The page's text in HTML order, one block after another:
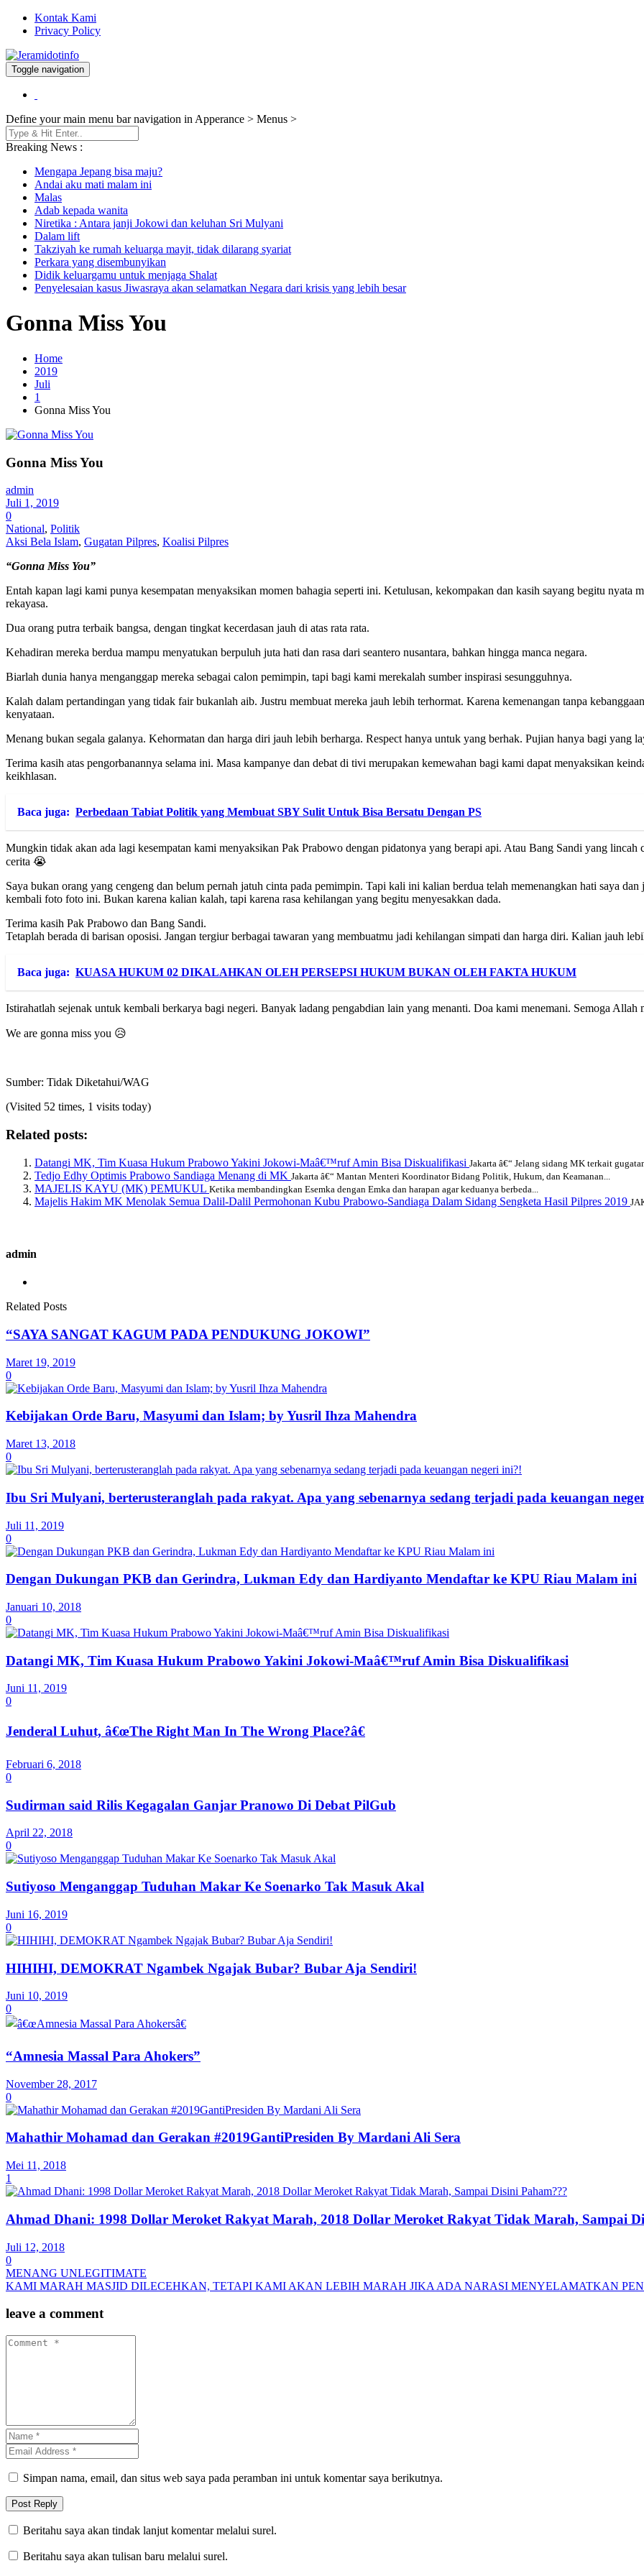
Kontak Kami
Privacy Policy
Jeramidotinfo
Berita dan Informasi Terkini
Toggle navigation
Define your main menu bar navigation in Apperance > Menus >
Breaking News :
Mengapa Jepang bisa maju?
Andai aku mati malam ini
Malas
Adab kepada wanita
Niretika : Antara janji Jokowi dan keluhan Sri Mulyani
Dalam lift
Takziyah ke rumah keluarga mayit, tidak dilarang syariat
Perkara yang disembunyikan
Didik keluargamu untuk menjaga Shalat
Penyelesaian kasus Jiwasraya akan selamatkan Negara dari krisis yang lebih besar
Gonna Miss You
Home
2019
Juli
1
Gonna Miss You
Gonna Miss You
admin
Juli 1, 2019
0
National, Politik
Aksi Bela Islam, Gugatan Pilpres, Koalisi Pilpres
“Gonna Miss You”
Entah kapan lagi kami punya kesempatan menyaksikan momen bahagia seperti ini. Ketulusan, kekompakan dan kasih sayang begitu nyata
rekayasa.
Dua orang putra terbaik bangsa, dengan tingkat kecerdasan jauh di atas rata rata.
Kehadiran mereka berdua mampu menyatukan berpuluh juta hati dan rasa dari seantero nusantara, bahkan hingga manca negara.
Biarlah dunia hanya menganggap mereka sebagai calon pemimpin, tapi bagi kami merekalah sumber inspirasi sesungguhnya.
Kalah dalam pertandingan yang tidak fair bukanlah aib. Justru membuat mereka jauh lebih terhormat. Karena kemenangan tanpa
kenyataan.
Menang bukan segala galanya. Kehormatan dan harga diri jauh lebih berharga. Respect hanya untuk yang berhak. Pujian hanya bagi yang
Terima kasih atas pengorbanannya selama ini. Masa kampanye dan debat di tivi merupakan kemewahan bagi kami dapat menyaksikan
keikhlasan.
Baca juga: Perbedaan Tabiat Politik yang Membuat SBY Sulit Untuk Bisa Bersatu Dengan PS
Mungkin tidak akan ada lagi kesempatan kami menyaksikan Pak Prabowo dengan pidatonya yang berapi api. Atau Bang Sandi yang lincah
cerita 😭
Saya bukan orang yang cengeng dan belum pernah jatuh cinta pada pemimpin. Tapi kali ini kalian berdua telah memenangkan hati saya
kembali foto foto ini. Bukan karena kalian kalah, tapi karena rasa kehilangan yang begitu menyesakkan dada.
Terima kasih Pak Prabowo dan Bang Sandi.
Tetaplah berada di barisan oposisi. Jangan tergiur berbagai tawaran yang membuatmu jadi kehilangan simpati dan harga diri. Kalian jauh
Baca juga: KUASA HUKUM 02 DIKALAHKAN OLEH PERSEPSI HUKUM BUKAN OLEH FAKTA HUKUM
Istirahatlah sejenak untuk kembali berkarya bagi negeri. Banyak ladang pengabdian lain yang menanti. Doa kami menemani. Semoga Allah
We are gonna miss you 😥
Sumber: Tidak Diketahui/WAG
(Visited 52 times, 1 visits today)
Related posts:
Datangi MK, Tim Kuasa Hukum Prabowo Yakini Jokowi-Maâ€™ruf Amin Bisa Diskualifikasi Jakarta â€“ Jelang sidang MK terkait
Tedjo Edhy Optimis Prabowo Sandiaga Menang di MK Jakarta â€“ Mantan Menteri Koordinator Bidang Politik, Hukum, dan Keamanan...
MAJELIS KAYU (MK) PEMUKUL Ketika membandingkan Esemka dengan Emka dan harapan agar keduanya berbeda...
Majelis Hakim MK Menolak Semua Dalil-Dalil Permohonan Kubu Prabowo-Sandiaga Dalam Sidang Sengketa Hasil Pilpres 2019
admin
Related Posts
“SAYA SANGAT KAGUM PADA PENDUKUNG JOKOWI”
Maret 19, 2019
0
Kebijakan Orde Baru, Masyumi dan Islam; by Yusril Ihza Mahendra
Maret 13, 2018
0
Ibu Sri Mulyani, berterusteranglah pada rakyat. Apa yang sebenarnya sedang terjadi pada keuangan
Juli 11, 2019
0
Dengan Dukungan PKB dan Gerindra, Lukman Edy dan Hardiyanto Mendaftar ke KPU Riau Malam ini
Januari 10, 2018
0
Datangi MK, Tim Kuasa Hukum Prabowo Yakini Jokowi-Maâ€™ruf Amin Bisa Diskualifikasi
Juni 11, 2019
0
Jenderal Luhut, â€œThe Right Man In The Wrong Place?â€
Februari 6, 2018
0
Sudirman said Rilis Kegagalan Ganjar Pranowo Di Debat PilGub
April 22, 2018
0
Sutiyoso Menganggap Tuduhan Makar Ke Soenarko Tak Masuk Akal
Juni 16, 2019
0
HIHIHI, DEMOKRAT Ngambek Ngajak Bubar? Bubar Aja Sendiri!
Juni 10, 2019
0
“Amnesia Massal Para Ahokers”
November 28, 2017
0
Mahathir Mohamad dan Gerakan #2019GantiPresiden By Mardani Ali Sera
Mei 11, 2018
1
Ahmad Dhani: 1998 Dollar Meroket Rakyat Marah, 2018 Dollar Meroket Rakyat Tidak Marah, Sampai
Juli 12, 2018
0
MENANG UNLEGITIMATE
KAMI MARAH MASJID DILECEHKAN, TETAPI KAMI AKAN LEBIH MARAH JIKA ADA NARASI MENYELAMATKAN
leave a comment
Simpan nama, email, dan situs web saya pada peramban ini untuk komentar saya berikutnya.
Beritahu saya akan tindak lanjut komentar melalui surel.
Beritahu saya akan tulisan baru melalui surel.